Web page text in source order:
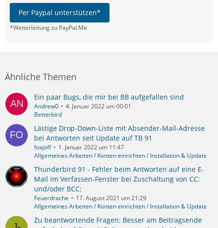
Per Paypal unterstützen*
*Weiterleitung zu PayPal.Me
Ähnliche Themen
Ein paar Bugs, die mir bei BB aufgefallen sind
Andrew0
4. Januar 2022 um 00:01
Betterbird
Lästige Drop-Down-Liste mit Absender-Mail-Adresse
bei Antworten seit Update auf TB 91
foxjoff
1. Januar 2022 um 11:47
Allgemeines Arbeiten / Konten einrichten / Installation & Update
Thunderbird 91 - Fehler beim Antworten auf eine E-
Mail im Verfassen-Fenster bei Zuschaltung von CC:
und/oder BCC:
Feuerdrache
17. August 2021 um 21:29
Allgemeines Arbeiten / Konten einrichten / Installation & Update
Zu beantwortende Fragen: Besser am Beitragsende